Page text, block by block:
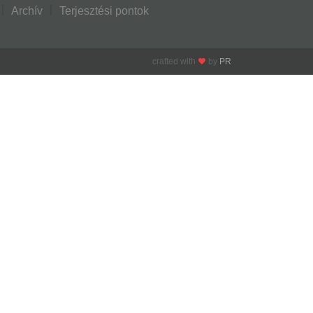
Archív Terjesztési pontok
crafted with by PR